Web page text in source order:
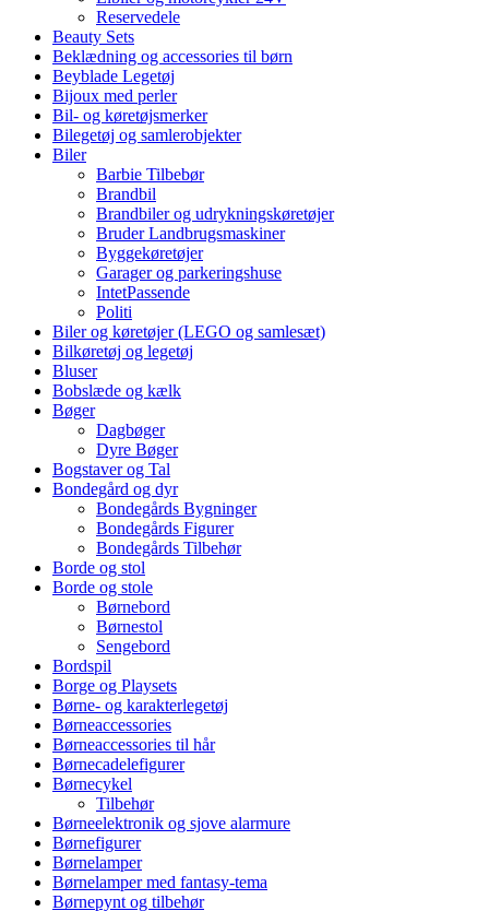
Reservedele
Beauty Sets
Beklædning og accessories til børn
Beyblade Legetøj
Bijoux med perler
Bil- og køretøjsmerker
Bilegetøj og samlerobjekter
Biler
Barbie Tilbebør
Brandbil
Brandbiler og udrykningskøretøjer
Bruder Landbrugsmaskiner
Byggekøretøjer
Garager og parkeringshuse
IntetPassende
Politi
Biler og køretøjer (LEGO og samlesæt)
Bilkøretøj og legetøj
Bluser
Bobslæde og kælk
Bøger
Dagbøger
Dyre Bøger
Bogstaver og Tal
Bondegård og dyr
Bondegårds Bygninger
Bondegårds Figurer
Bondegårds Tilbehør
Borde og stol
Borde og stole
Børnebord
Børnestol
Sengebord
Bordspil
Borge og Playsets
Børne- og karakterlegetøj
Børneaccessories
Børneaccessories til hår
Børnecadelefigurer
Børnecykel
Tilbehør
Børneelektronik og sjove alarmure
Børnefigurer
Børnelamper
Børnelamper med fantasy-tema
Børnepynt og tilbehør